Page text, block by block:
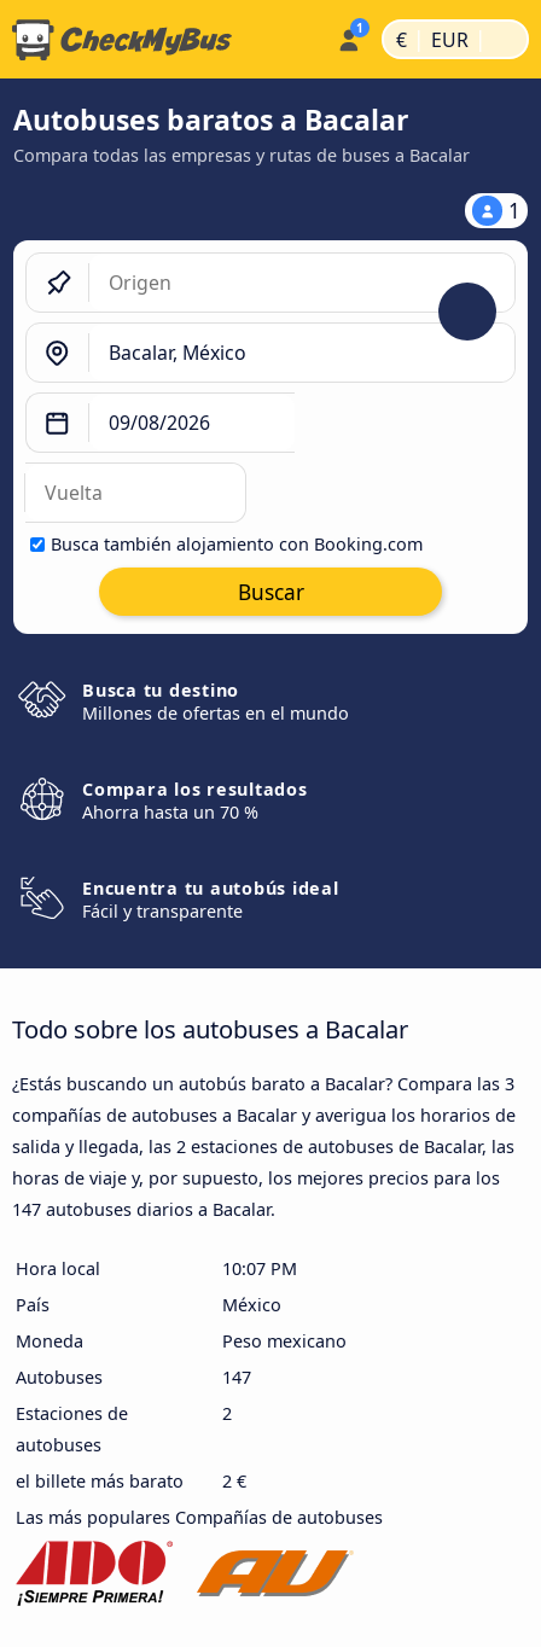
€ | EUR |
Autobuses baratos a Bacalar
Compara todas las empresas y rutas de buses a Bacalar
1
Busca también alojamiento con Booking.com
Buscar
Busca tu destino
Millones de ofertas en el mundo
Compara los resultados
Ahorra hasta un 70 %
Encuentra tu autobús ideal
Fácil y transparente
Todo sobre los autobuses a Bacalar
¿Estás buscando un autobús barato a Bacalar? Compara las 3
compañías de autobuses a Bacalar y averigua los horarios de
salida y llegada, las 2 estaciones de autobuses de Bacalar, las
horas de viaje y, por supuesto, los mejores precios para los
147 autobuses diarios a Bacalar.
Hora local
10:07 PM
País
México
Moneda
Peso mexicano
Autobuses
147
Estaciones de
autobuses
2
el billete más barato
2 €
Las más populares Compañías de autobuses